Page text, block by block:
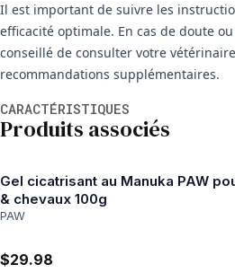
Il est important de suivre les
efficacité optimale. En cas de doute
conseillé de consulter votre
recommandations supplémentaires.
CARACTÉRISTIQUES
Produits associés
Gel cicatrisant au Manuka PAW
& chevaux 100g
PAW
$29.98